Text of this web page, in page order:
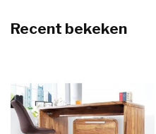
Recent bekeken